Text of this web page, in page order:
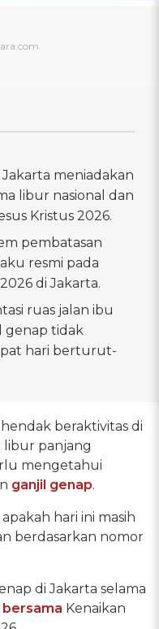
meniadakan
libur nasional dan
Kristus 2026.
pembatasan
resmi pada
di Jakarta.
ruas jalan ibu
genap tidak
hari berturut-
beraktivitas di
libur panjang
mengetahui
ganjil genap.
hari ini masih
berdasarkan nomor
di Jakarta selama
Kenaikan